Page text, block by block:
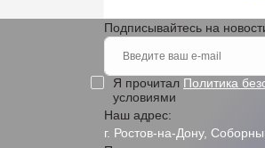
Подписывайтесь на
Я прочитал Политика
условиями
Наш адрес:
г. Ростов-на-Дону,